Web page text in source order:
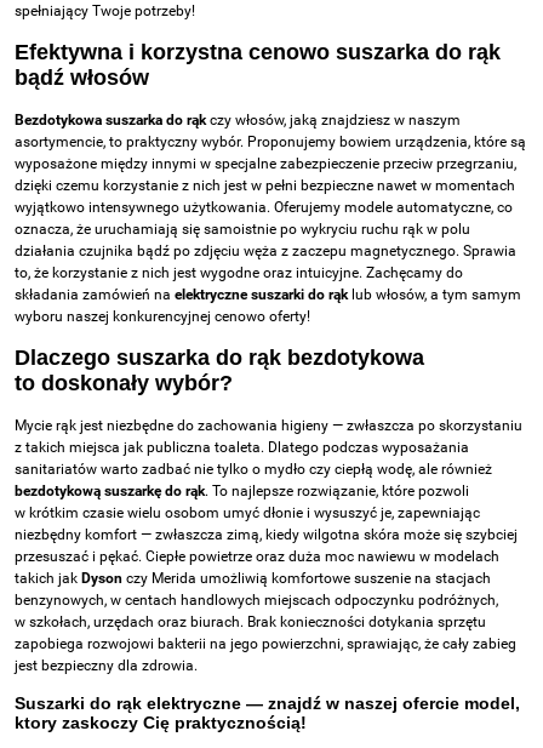
spełniający Twoje potrzeby!
Efektywna i korzystna cenowo suszarka do rąk
bądź włosów
Bezdotykowa suszarka do rąkczy włosów, jaką znajdziesz w naszym
asortymencie, to praktyczny wybór. Proponujemy bowiem urządzenia, które są
wyposażone między innymi w specjalne zabezpieczenie przeciw przegrzaniu,
dzięki czemu korzystanie z nich jest w pełni bezpieczne nawet w momentach
wyjątkowo intensywnego użytkowania. Oferujemy modele automatyczne, co
oznacza, że uruchamiają się samoistnie po wykryciu ruchu rąk w polu
działania czujnika bądź po zdjęciu węża z zaczepu magnetycznego. Sprawia
to, że korzystanie z nich jest wygodne oraz intuicyjne. Zachęcamy do
składania zamówień na elektryczne suszarki do rąklub włosów, a tym samym
wyboru naszej konkurencyjnej cenowo oferty!
Dlaczego suszarka do rąk bezdotykowa
to doskonały wybór?
Mycie rąk jest niezbędne do zachowania higieny — zwłaszcza po skorzystaniu
z takich miejsca jak publiczna toaleta. Dlatego podczas wyposażania
sanitariatów warto zadbać nie tylko o mydło czy ciepłą wodę, ale również
bezdotykową suszarkę do rąk. To najlepsze rozwiązanie, które pozwoli
w krótkim czasie wielu osobom umyć dłonie i wysuszyć je, zapewniając
niezbędny komfort — zwłaszcza zimą, kiedy wilgotna skóra może się szybciej
przesuszać i pękać. Ciepłe powietrze oraz duża moc nawiewu w modelach
takich jak Dyson czy Merida umożliwią komfortowe suszenie na stacjach
benzynowych, w centach handlowych miejscach odpoczynku podróżnych,
w szkołach, urzędach oraz biurach. Brak konieczności dotykania sprzętu
zapobiega rozwojowi bakterii na jego powierzchni, sprawiając, że cały zabieg
jest bezpieczny dla zdrowia.
Suszarki do rąk elektryczne — znajdź w naszej ofercie model,
ktory zaskoczy Cię praktycznością!